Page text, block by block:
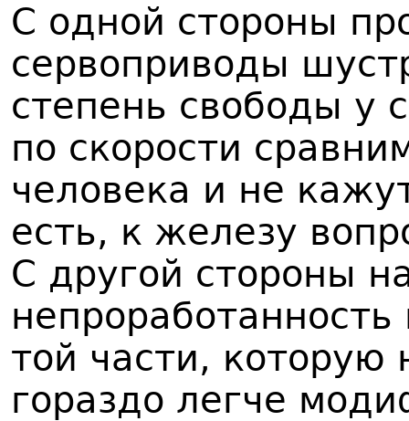
С одной стороны
сервоприводы
степень свободы у
по скорости
человека и не
есть, к железу
С другой стороны
той части, которую
гораздо легче